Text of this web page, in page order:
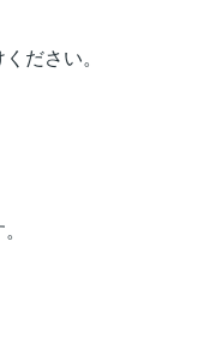
ださい。